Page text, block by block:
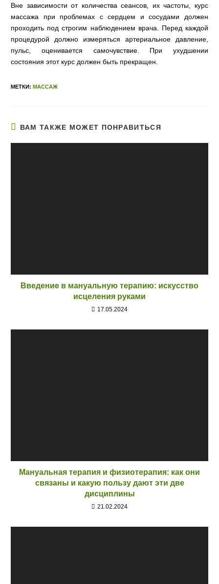
Вне зависимости от количества сеансов, их частоты, курс
массажа при проблемах с сердцем и сосудами должен
проходить под строгим наблюдением врача. Перед каждой
процедурой должно измеряться артериальное давление,
пульс, оценивается самочувствие. При ухудшении
состояния этот курс должен быть прекращен.
МЕТКИ:МАССАЖ
ВАМ ТАКЖЕ МОЖЕТ ПОНРАВИТЬСЯ
Введение в мануальную терапию: искусство
исцеления руками
17.05.2024
Мануальная терапия и физиотерапия: как они
связаны и какую пользу дают эти две
дисциплины
21.02.2024